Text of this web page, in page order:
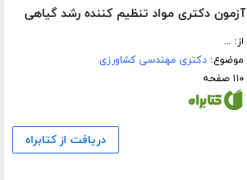
آزمون دکتری مواد تنظیم کننده رشد گیاهی
از: ...
موضوع:دکتری مهندسی کشاورزی
۱۱۰ صفحه
دریافت از کتابراه